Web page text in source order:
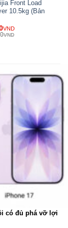
tích hợp trong
độ nhanh,
thời gian.
Front Load
10.5kg (Bản
VND
VND
có đủ phá vỡ lợi